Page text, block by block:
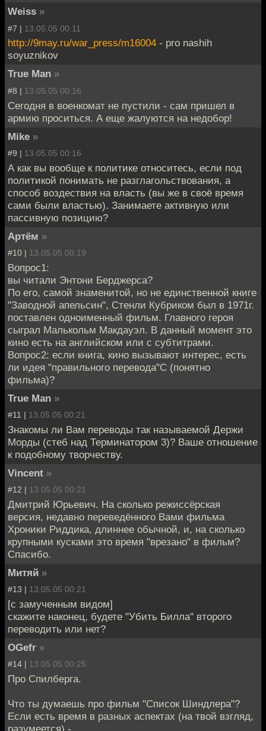
Weiss »
#7 | 13.05.05 00:11
http://9may.ru/war_press/m16004 - pro nashih
soyuznikov
True Man »
#8 | 13.05.05 00:16
Сегодня в военкомат не пустили - сам пришел в
армию проситься. А еще жалуются на недобор!
Mike »
#9 | 13.05.05 00:16
А как вы вообще к политике относитесь, если под
политикой понимать не разглагольствования, а
способ воздествия на власть (вы же в своё время
сами были властью). Занимаете активную или
пассивную позицию?
Артём »
#10 | 13.05.05 00:19
Вопрос1:
вы читали Энтони Берджерса?
По его, самой знаменитой, но не единственной книге
"Заводной апельсин", Стенли Кубриком был в 1971г.
поставлен одноименный фильм. Главного героя
сыграл Малькольм Макдауэл. В данный момент это
кино есть на английском или с субтитрами.
Вопрос2: если книга, кино вызывают интерес, есть
ли идея "правильного перевода"С (понятно
фильма)?
True Man »
#11 | 13.05.05 00:21
Знакомы ли Вам переводы так называемой Держи
Морды (стеб над Терминатором 3)? Ваше отношение
к подобному творчеству.
Vincent »
#12 | 13.05.05 00:21
Дмитрий Юрьевич. На сколько режиссёрская
версия, недавно переведённого Вами фильма
Хроники Риддика, длиннее обычной, и, на сколько
крупными кусками это время "врезано" в фильм?
Спасибо.
Митяй »
#13 | 13.05.05 00:21
[с замученным видом]
скажите наконец, будете "Убить Билла" второго
переводить или нет?
OGefr »
#14 | 13.05.05 00:25
Про Спилберга.
Что ты думаешь про фильм "Список Шиндлера"?
Если есть время в разных аспектах (на твой взгляд,
разумеется) -